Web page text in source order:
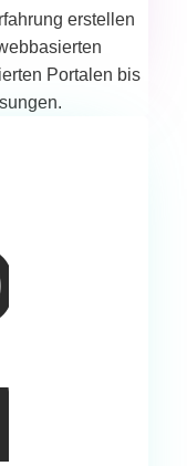
erstellen
Portalen bis